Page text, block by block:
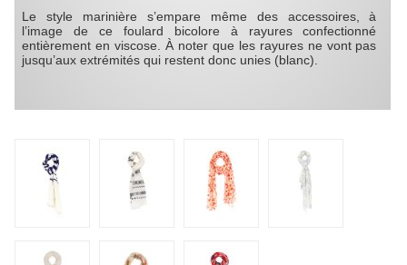
Le style marinière s’empare même des accessoires, à
l’image de ce foulard bicolore à rayures confectionné
entièrement en viscose. À noter que les rayures ne vont pas
jusqu’aux extrémités qui restent donc unies (blanc).